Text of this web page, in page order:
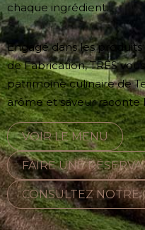
chaque ingrédient.
Engagé dans les
de Fabrication, TRÊS
patrimoine culinaire de
arôme et saveur raconte
VOIR LE MENU
FAIRE UNE
CONSULTEZ NOTRE